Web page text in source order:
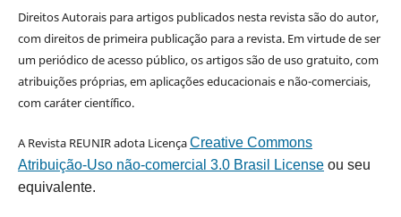
Direitos Autorais para artigos publicados nesta revista são do autor,
com direitos de primeira publicação para a revista. Em virtude de ser
um periódico de acesso público, os artigos são de uso gratuito, com
atribuições próprias, em aplicações educacionais e não-comerciais,
com caráter científico.
A Revista REUNIR adota LicençaCreative Commons
Atribuição-Uso não-comercial 3.0 Brasil Licenseou seu
equivalente.